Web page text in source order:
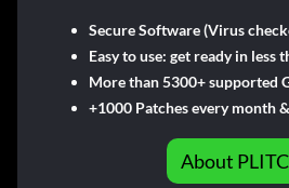
Secure Software (Virus
Easy to use: get ready in less
More than 5300+ supported
+1000 Patches every month
About